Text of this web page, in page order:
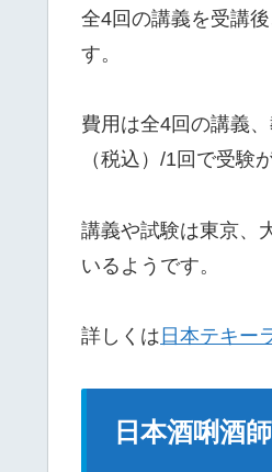
全4回の講義を受講
す。
費用は全4回の講義
（税込）/1回で受験
講義や試験は東京、
いるようです。
詳しくは 日本テキー
日本酒唎酒